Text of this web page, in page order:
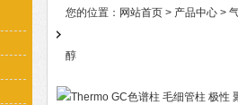
您的位置： 网站首页 > 产品中心 >
醇